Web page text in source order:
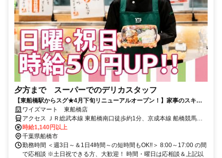
夕方まで スーパーでのデリカスタッフ
【東船橋駅からスグ★4月下旬リニューアルオープン！】家事のスキマ
時間も有効活用！週3日～＆夕方まで！従業員割引あり
ワイズマート 東船橋店
アクセス ＪＲ総武本線 東船橋南口徒歩約1分、京成本線 船橋競馬場
北口徒歩約19分、京成本線 大神宮下徒歩約20分 総武線「東船橋駅」
スグ！
時給1,140円以上
千葉県船橋市
勤務時間 ＜週3日～＆1日4時間～の短時間もOK!!＞ 8:00～17:00 の間
で応相談 ※土日祝できる方、大歓迎！ 時間・曜日は応相談＆上記以